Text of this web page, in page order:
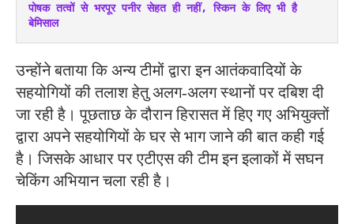
पोषक तत्वों से भरपूर पनीर सेहत ही नहीं, स्किन के लिए भी है
बेमिसाल
उन्होंने बताया कि अन्य टीमों द्वारा इन आतंकवादियों के
सहयोगियों की तलाश हेतु अलग-अलग स्थानों पर दबिश दी
जा रही है। पूछताछ के दौरान हिरासत में हिए गए अभियुक्तों
द्वारा अपने सहयोगियों के घर से भाग जाने की बात कही गई
है। जिसके आधार पर एटीएस की टीम इन इलाकों में सघन
चेकिंग अभियान चला रही है।